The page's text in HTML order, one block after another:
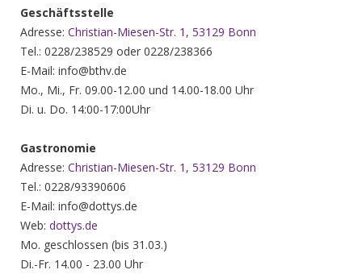
Geschäftsstelle
Adresse: Christian-Miesen-Str. 1, 53129 Bonn
Tel.: 0228/238529 oder 0228/238366
E-Mail: info@bthv.de
Mo., Mi., Fr. 09.00-12.00 und 14.00-18.00 Uhr
Di. u. Do. 14:00-17:00Uhr
Gastronomie
Adresse: Christian-Miesen-Str. 1, 53129 Bonn
Tel.: 0228/93390606
E-Mail: info@dottys.de
Web: dottys.de
Mo. geschlossen (bis 31.03.)
Di.-Fr. 14.00 - 23.00 Uhr